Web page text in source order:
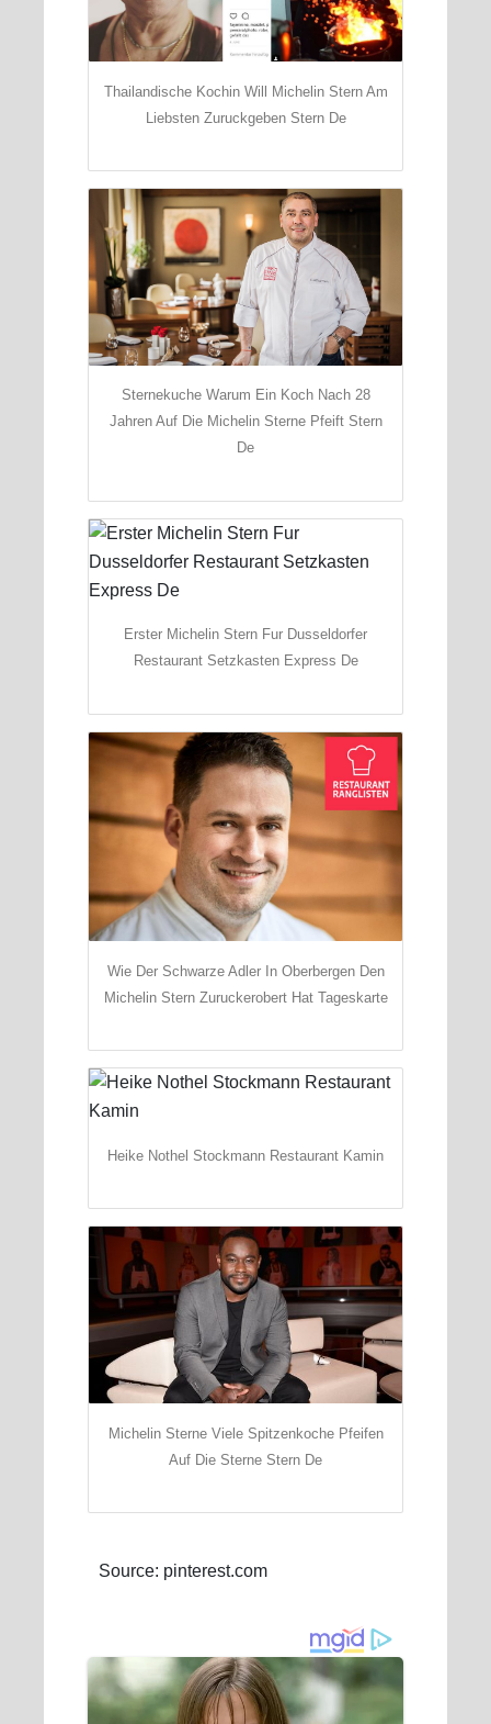
Thailandische Kochin Will Michelin Stern Am
Liebsten Zuruckgeben Stern De
Sternekuche Warum Ein Koch Nach 28
Jahren Auf Die Michelin Sterne Pfeift Stern
De
Erster Michelin Stern Fur Dusseldorfer
Restaurant Setzkasten Express De
Wie Der Schwarze Adler In Oberbergen Den
Michelin Stern Zuruckerobert Hat Tageskarte
Heike Nothel Stockmann Restaurant Kamin
Michelin Sterne Viele Spitzenkoche Pfeifen
Auf Die Sterne Stern De
Source: pinterest.com